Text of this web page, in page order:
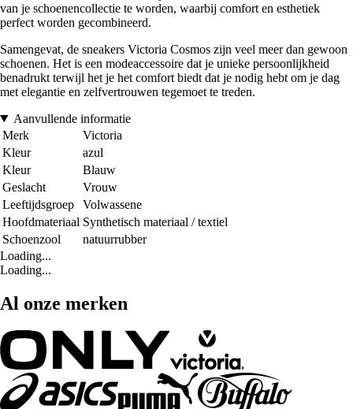
van je schoenencollectie te worden, waarbij comfort en esthetiek
perfect worden gecombineerd.
Samengevat, de sneakers Victoria Cosmos zijn veel meer dan gewoon
schoenen. Het is een modeaccessoire dat je unieke persoonlijkheid
benadrukt terwijl het je het comfort biedt dat je nodig hebt om je dag
met elegantie en zelfvertrouwen tegemoet te treden.
Aanvullende informatie
Merk
Victoria
Kleur
azul
Kleur
Blauw
Geslacht
Vrouw
Leeftijdsgroep
Volwassene
Hoofdmateriaal Synthetisch materiaal / textiel
Schoenzool
natuurrubber
Loading...
Loading...
Al onze merken